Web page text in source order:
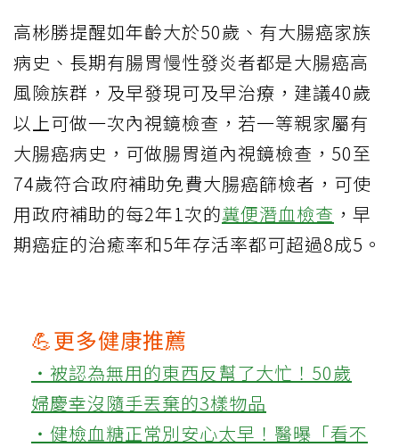
高彬勝提醒如年齡大於50歲、有大腸癌家族
病史、長期有腸胃慢性發炎者都是大腸癌高
風險族群，及早發現可及早治療，建議40歲
以上可做一次內視鏡檢查，若一等親家屬有
大腸癌病史，可做腸胃道內視鏡檢查，50至
74歲符合政府補助免費大腸癌篩檢者，可使
用政府補助的每2年1次的糞便潛血檢查 ，早
期癌症的治癒率和5年存活率都可超過8成5。
💪更多健康推薦
‧被認為無用的東西反幫了大忙！50歲
婦慶幸沒隨手丟棄的3樣物品
‧健檢血糖正常別安心太早！醫曝「看不